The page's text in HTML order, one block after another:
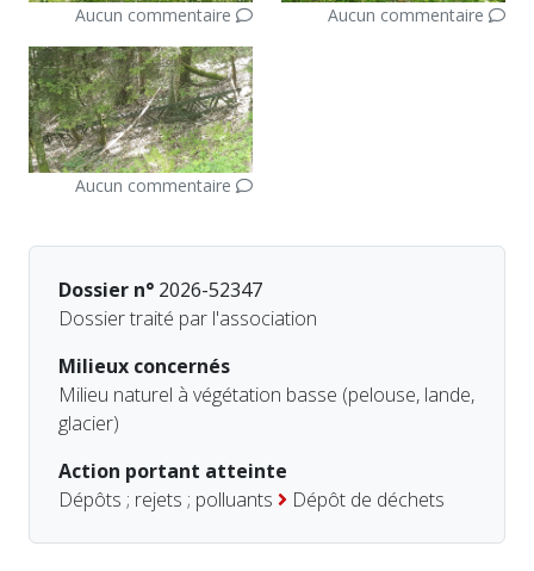
Aucun commentaire Aucun commentaire
Aucun commentaire
Dossier n° 2026-52347
Dossier traité par l'association
Milieux concernés
Milieu naturel à végétation basse (pelouse, lande,
glacier)
Action portant atteinte
Dépôts ; rejets ; polluants
Dépôt de déchets